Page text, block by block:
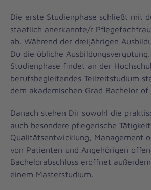
Die erste Studienphase schließt mit
staatlich anerkannte/r
ab. Während der dreijährigen
Du die übliche
Studienphase findet an der
berufsbegleitendes Teilzeitstudium
dem akademischen Grad Bachelor
Danach stehen Dir sowohl die
auch besondere pflegerische
Qualitätsentwicklung, Management
von Patienten und Angehörigen
Bachelorabschluss eröffnet
einem Masterstudium.